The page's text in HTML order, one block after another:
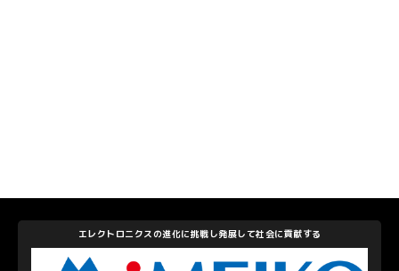
エレクトロニクスの進化に挑戦し発展して社会に貢献する